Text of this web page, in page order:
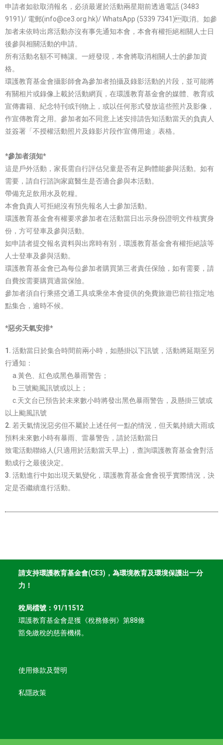
申請者如欲取消報名，必須最遲於活動兩星期前透過電話 (3483
9191)/ 電郵(info@ce3.org.hk)/ WhatsApp (5339 7341)取消。如參
加者未依時出席活動亦沒有事先通知本會，本會有權拒絕相關人士日
後參與相關活動的申請。
所有活動名額不可轉讓。一經發現，本會將取消相關人士的參加資
格。
環護教育基金會攝影師會為參加者拍攝及錄影活動的片段，並可能將
有關相片或錄像上載於活動網頁，在環護教育基金會的媒體、教育或
宣傳書籍、紀念特刊或刊物上，或以任何形式發放這些照片及影像，
作宣傳教育之用。參加者如不同意上述安排請告知活動當天的負責人
並簽署「不授權活動照片及錄影片段作宣傳用途」表格。
*參加者須知*
這是戶外活動，家長需自行評估兒童是否有足夠體能參與活動。如有
需要，請自行諮詢家庭醫生是否適合參與本活動。
帶備充足飲用水及乾糧。
本會負責人可拒絕沒有預先報名人士參加活動。
環護教育基金會有權要求參加者在活動當日出示身份證明文件核實身
份，方可登車及參與活動。
如申請者提交報名資料與出席時有別，環護教育基金會有權拒絕該等
人士登車及參與活動。
環護教育基金會已為每位參加者購買第三者責任保險，如有需要，請
自費按需要購買適當保險。
參加者須自行乘搭交通工具或乘坐本會提供的免費旅遊巴前往指定地
點集合，逾時不候。
*惡劣天氣安排*
1. 活動當日於集合時間前兩小時，如懸掛以下訊號，活動將延期至另
行通知：
a.黃色、紅色或黑色暴雨警告；
b.三號颱風訊號或以上；
c.天文台已預告於未來數小時將發出黑色暴雨警告，及懸掛三號或
以上颱風訊號
2. 若天氣情況惡劣但不屬於上述任何一點的情況，但天氣持續大雨或
預料未來數小時有暴雨、雷暴警告，請於活動當日
致電活動聯絡人(只適用於活動當天早上) ，查詢環護教育基金會對活
動成行之最後決定。
3. 活動進行中如出現天氣變化，環護教育基金會會視乎實際情況，決
定是否繼續進行活動。
請支持環護教育基金會(CE3)，為環境教育及環境保護出一分
力！
稅局檔號：91/11512
環護教育基金會是獲《稅務條例》第88條
豁免繳稅的慈善機構。
使用條款及聲明
私隱政策